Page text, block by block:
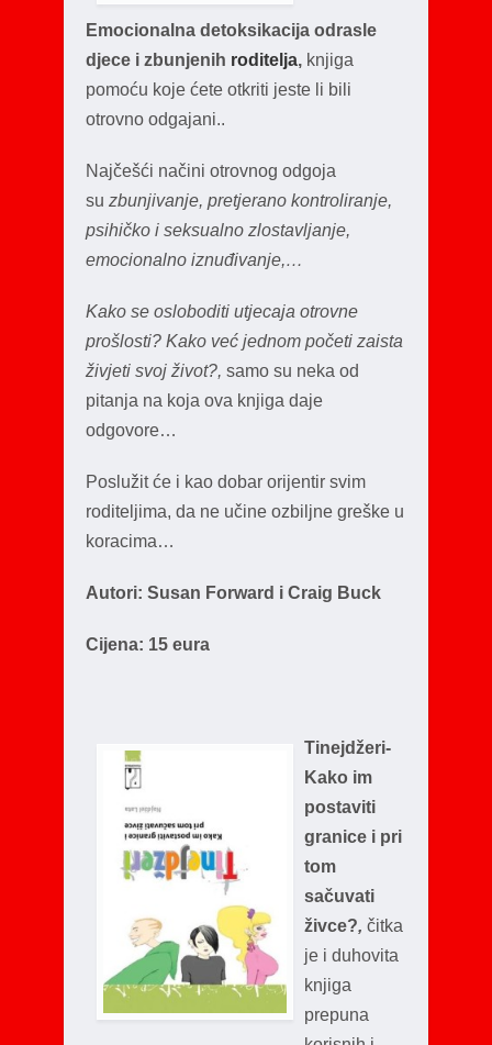
Emocionalna detoksikacija odrasle
djece i zbunjenih roditelja, knjiga
pomoću koje ćete otkriti jeste li bili
otrovno odgajani..
Najčešći načini otrovnog odgoja
su zbunjivanje, pretjerano kontroliranje,
psihičko i seksualno zlostavljanje,
emocionalno iznuđivanje,…
Kako se osloboditi utjecaja otrovne
prošlosti? Kako već jednom početi zaista
živjeti svoj život?, samo su neka od
pitanja na koja ova knjiga daje
odgovore…
Poslužit će i kao dobar orijentir svim
roditeljima, da ne učine ozbiljne greške u
koracima…
Autori: Susan Forward i Craig Buck
Cijena: 15 eura
Tinejdžeri-
Kako im
postaviti
granice i pri
tom
sačuvati
živce?, čitka
je i duhovita
knjiga
prepuna